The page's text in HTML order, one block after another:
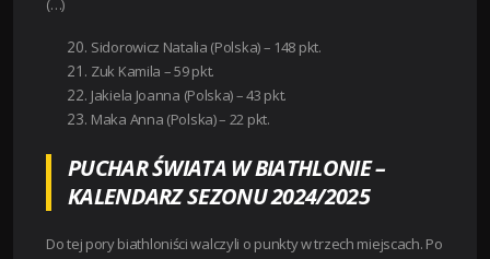
(…)
Sidorowicz Natalia (Polska) – 148 pkt.
Zuk Kamila – 59 pkt.
Jakiela Joanna (Polska) – 43 pkt.
Maka Anna (Polska) – 22 pkt.
PUCHAR ŚWIATA W BIATHLONIE –
KALENDARZ SEZONU 2024/2025
Do tej pory biathloniści walczyli o punkty w trzech miejscach. Po